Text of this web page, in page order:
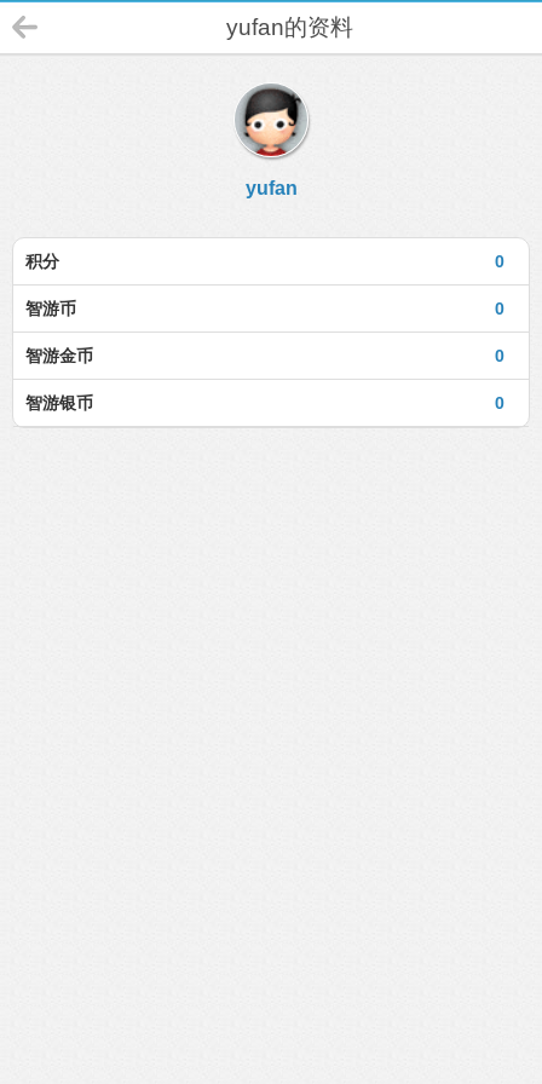
yufan的资料
yufan
0
积分
0
智游币
0
智游金币
0
智游银币